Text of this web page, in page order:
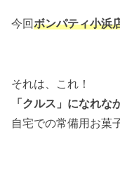
今回ボンパティ小浜
それは、これ！
「クルス」になれな
自宅での常備用お菓